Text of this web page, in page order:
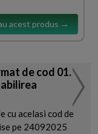
acest produs →
de cod 01.
cu acelasi cod de
pe 24092025